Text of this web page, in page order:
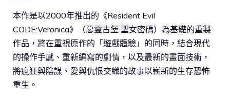
本作是以2000年推出的《Resident Evil
CODE:Veronica》（惡靈古堡 聖女密碼）為基礎的重製
作品，將在重視原作的「遊戲體驗」的同時，結合現代
的操作手感、重新編寫的劇情，以及最新的畫面技術，
將瘋狂與陰謀、愛與仇恨交織的故事以嶄新的生存恐怖
重生。